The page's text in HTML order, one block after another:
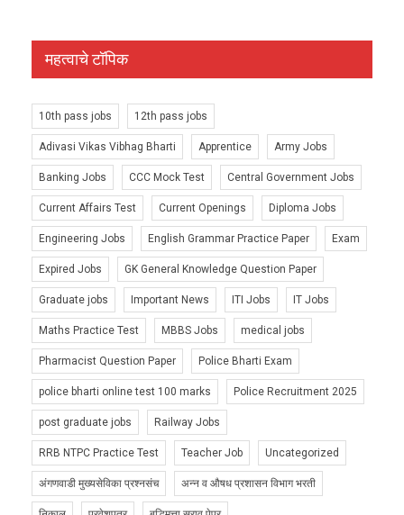
महत्वाचे टॉपिक
10th pass jobs 12th pass jobs
Adivasi Vikas Vibhag Bharti Apprentice Army Jobs
Banking Jobs CCC Mock Test Central Government Jobs
Current Affairs Test Current Openings Diploma Jobs
Engineering Jobs English Grammar Practice Paper Exam
Expired Jobs GK General Knowledge Question Paper
Graduate jobs Important News ITI Jobs IT Jobs
Maths Practice Test MBBS Jobs medical jobs
Pharmacist Question Paper Police Bharti Exam
police bharti online test 100 marks Police Recruitment 2025
post graduate jobs Railway Jobs
RRB NTPC Practice Test Teacher Job Uncategorized
अंगणवाडी मुख्यसेविका प्रश्नसंच अन्न व औषध प्रशासन विभाग भरती